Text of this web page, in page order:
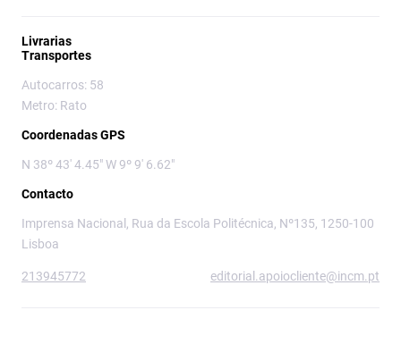
Livrarias
Transportes
Autocarros: 58
Metro: Rato
Coordenadas GPS
N 38º 43' 4.45" W 9º 9' 6.62"
Contacto
Imprensa Nacional, Rua da Escola Politécnica, Nº135, 1250-100
Lisboa
213945772 editorial.apoiocliente@incm.pt